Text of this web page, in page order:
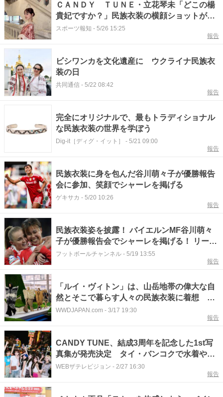
ＣＡＮＤＹ ＴＵＮＥ・立花琴未「どこの楊
貴妃ですか？」民族衣装の横顔ショットが美
しすぎる！
スポーツ報知 - 5/26 15:25
報告
ビシワンカを文化遺産に ウクライナ民族衣
装の日
共同通信 - 5/22 08:42
報告
完全にオリジナルで、最もトラディショナル
な民族衣装の世界を学ぼう
Dig-it［ディグ・イット］ - 5/21 09:00
報告
民族衣装に身を包んだ谷川萌々子が優勝報告
会に参加、笑顔でシャーレを掲げる
ゲキサカ - 5/20 10:26
報告
民族衣装姿を披露！ バイエルンMF谷川萌々
子が優勝報告会でシャーレを掲げる！ リーグ
制覇に貢献
フットボールチャンネル - 5/19 13:55
報告
「ルイ・ヴィトン」は、山岳地帯の偉大な自
然とそこで暮らす人々の民族衣装に着想 エ
クストリームなシルエットが続く
WWDJAPAN.com - 3/17 19:30
報告
CANDY TUNE、結成3周年を記念した1st写
真集が発売決定 タイ・バンコクで水着や民
族衣装姿も披露
WEBザテレビジョン - 2/27 16:30
報告